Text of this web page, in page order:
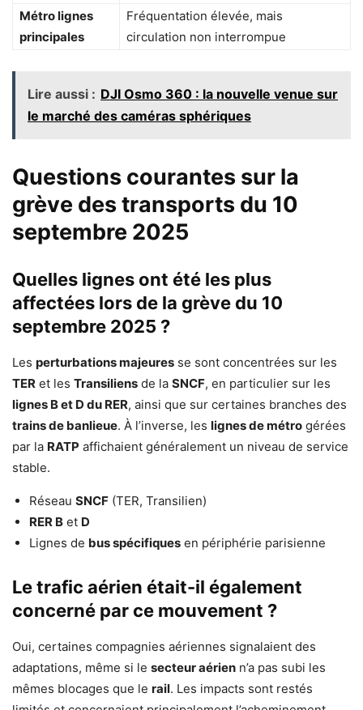
Métro lignes
principales
Fréquentation élevée, mais
circulation non interrompue
Lire aussi : DJI Osmo 360 : la nouvelle venue sur
le marché des caméras sphériques
Questions courantes sur la
grève des transports du 10
septembre 2025
Quelles lignes ont été les plus
affectées lors de la grève du 10
septembre 2025 ?
Les perturbations majeures se sont concentrées sur les
TER et les Transiliens de la SNCF, en particulier sur les
lignes B et D du RER, ainsi que sur certaines branches des
trains de banlieue. À l’inverse, les lignes de métro gérées
par la RATP affichaient généralement un niveau de service
stable.
Réseau SNCF (TER, Transilien)
RER B et D
Lignes de bus spécifiques en périphérie parisienne
Le trafic aérien était-il également
concerné par ce mouvement ?
Oui, certaines compagnies aériennes signalaient des
adaptations, même si le secteur aérien n’a pas subi les
mêmes blocages que le rail. Les impacts sont restés